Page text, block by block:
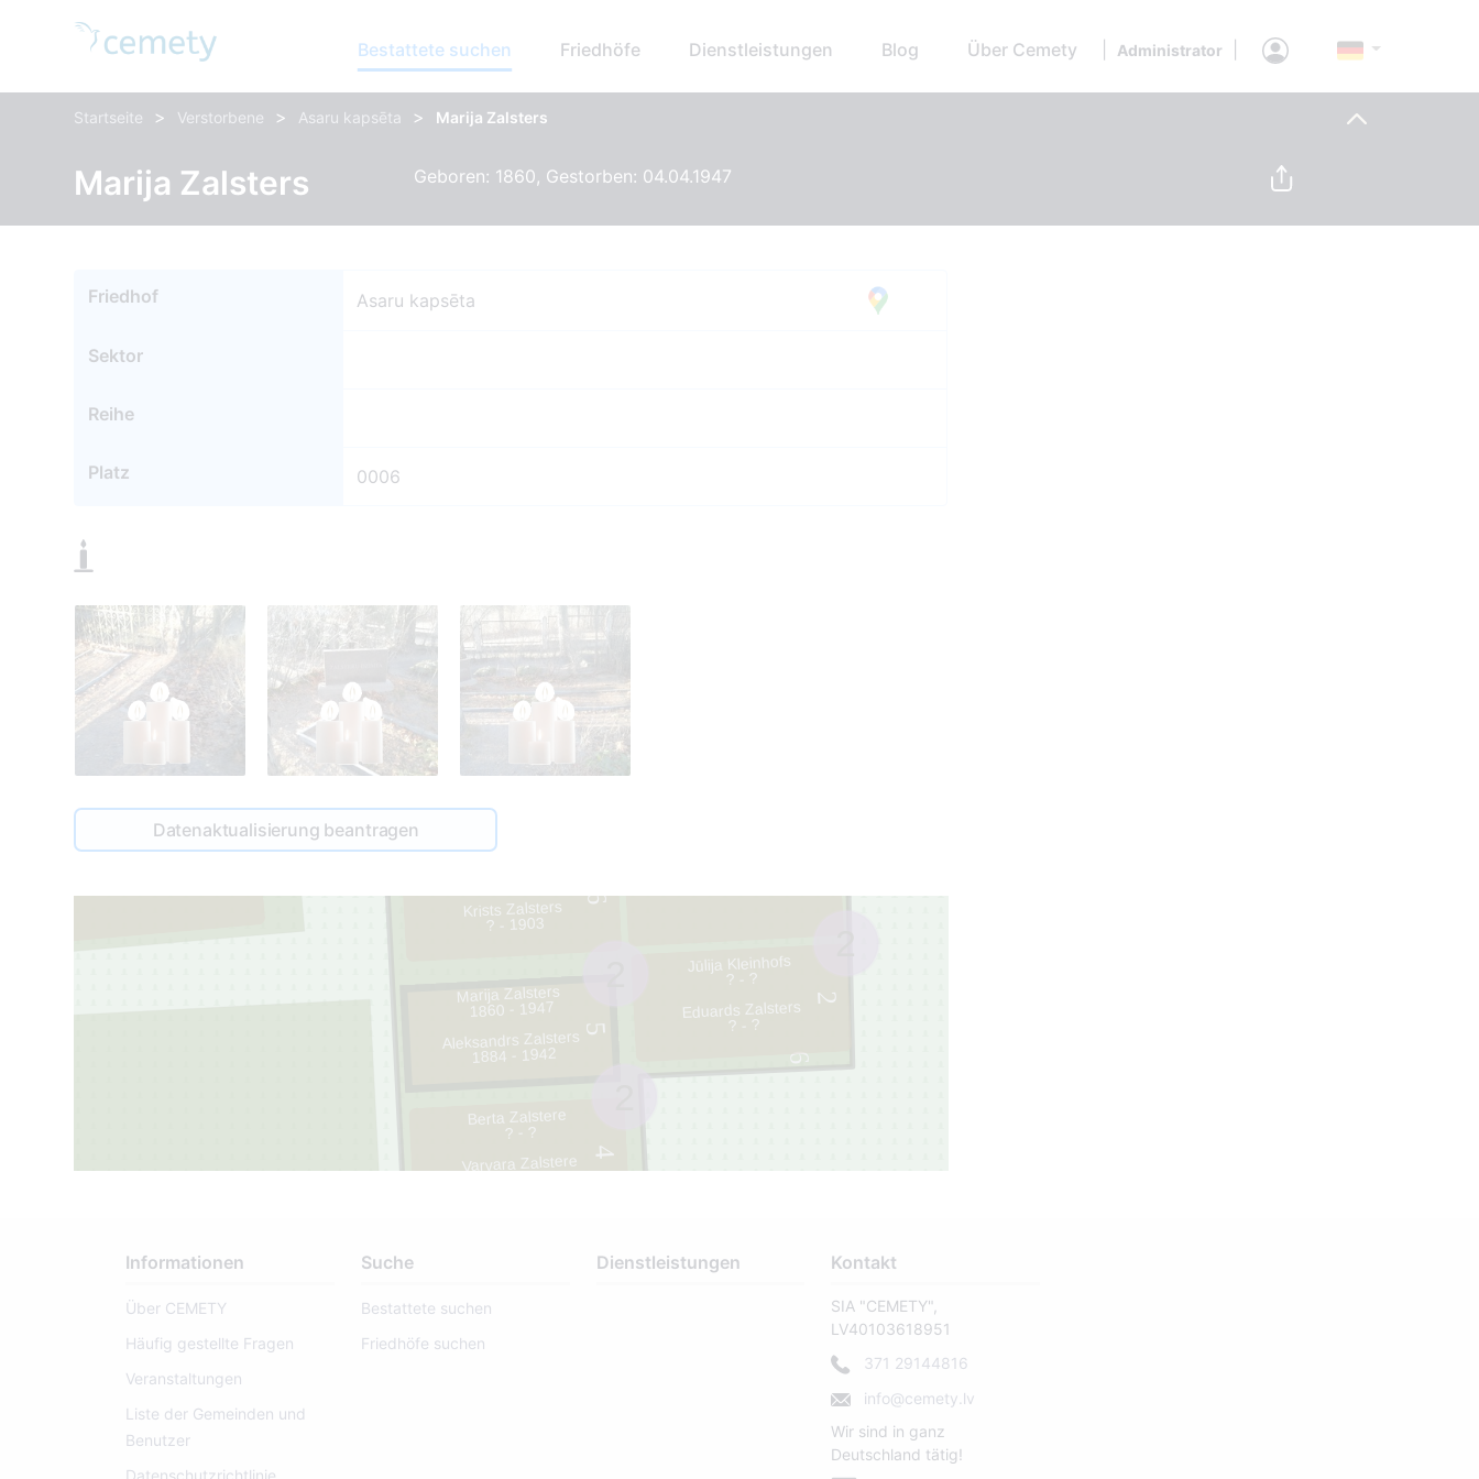
Bestattete suchen Friedhöfe Dienstleistungen Blog Über Cemety Administrator
Startseite > Verstorbene > Asaru kapsēta > Marija Zalsters
Marija Zalsters Geboren: 1860, Gestorben: 04.04.1947
Friedhof Asaru kapsēta
Sektor
Reihe
Platz 0006
Datenaktualisierung beantragen
6
2
4
5
6
Jūlija Kleinhofs
? - ?
Eduards Zalsters
? - ?
Berta Zalstere
? - ?
Varvara Zalstere
Marija Zalsters
1860 - 1947
Aleksandrs Zalsters
1884 - 1942
Krists Zalsters
? - 1903
Informationen
Über CEMETY
Häufig gestellte Fragen
Veranstaltungen
Liste der Gemeinden und
Benutzer
Datenschutzrichtlinie
Suche
Bestattete suchen
Friedhöfe suchen
Dienstleistungen Kontakt
SIA "CEMETY",
LV40103618951
371 29144816
info@cemety.lv
Wir sind in ganz
Deutschland tätig!